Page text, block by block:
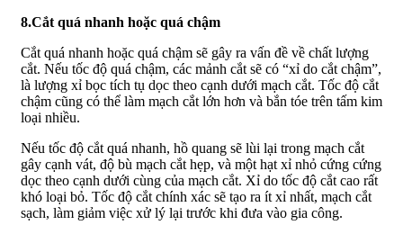
8.Cắt quá nhanh hoặc quá chậm
Cắt quá nhanh hoặc quá chậm sẽ gây ra vấn đề về chất lượng
cắt. Nếu tốc độ quá chậm, các mảnh cắt sẽ có “xỉ do cắt chậm”,
là lượng xỉ bọc tích tụ dọc theo cạnh dưới mạch cắt. Tốc độ cắt
chậm cũng có thể làm mạch cắt lớn hơn và bắn tóe trên tấm kim
loại nhiều.
Nếu tốc độ cắt quá nhanh, hồ quang sẽ lùi lại trong mạch cắt
gây cạnh vát, độ bù mạch cắt hẹp, và một hạt xỉ nhỏ cứng cứng
dọc theo cạnh dưới cùng của mạch cắt. Xỉ do tốc độ cắt cao rất
khó loại bỏ. Tốc độ cắt chính xác sẽ tạo ra ít xỉ nhất, mạch cắt
sạch, làm giảm việc xử lý lại trước khi đưa vào gia công.